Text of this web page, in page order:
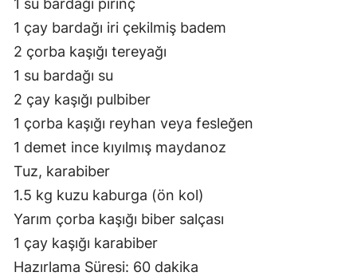
1 çay bardağı iri çekilmiş badem
2 çorba kaşığı tereyağı
1 su bardağı su
2 çay kaşığı pulbiber
1 çorba kaşığı reyhan veya fesleğen
1 demet ince kıyılmış maydanoz
Tuz, karabiber
1.5 kg kuzu kaburga (ön kol)
Yarım çorba kaşığı biber salçası
1 çay kaşığı karabiber
Hazırlama Süresi: 60 dakika